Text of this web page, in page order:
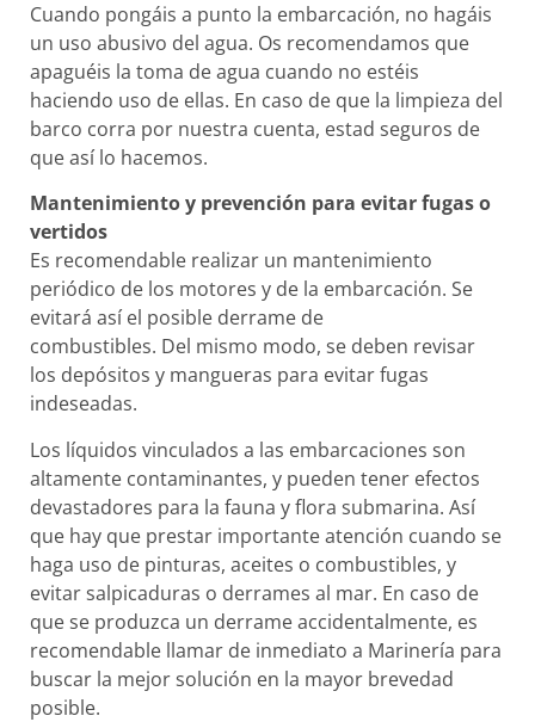
Cuando pongáis a punto la embarcación, no hagáis
un uso abusivo del agua. Os recomendamos que
apaguéis la toma de agua cuando no estéis
haciendo uso de ellas. En caso de que la limpieza del
barco corra por nuestra cuenta, estad seguros de
que así lo hacemos.
Mantenimiento y prevención para evitar fugas o
vertidos
Es recomendable realizar un mantenimiento
periódico de los motores y de la embarcación. Se
evitará así el posible derrame de
combustibles. Del mismo modo, se deben revisar
los depósitos y mangueras para evitar fugas
indeseadas.
Los líquidos vinculados a las embarcaciones son
altamente contaminantes, y pueden tener efectos
devastadores para la fauna y flora submarina. Así
que hay que prestar importante atención cuando se
haga uso de pinturas, aceites o combustibles, y
evitar salpicaduras o derrames al mar. En caso de
que se produzca un derrame accidentalmente, es
recomendable llamar de inmediato a Marinería para
buscar la mejor solución en la mayor brevedad
posible.